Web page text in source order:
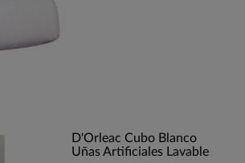
D'Orleac Cubo Blanco
Uñas Artificiales Lavable